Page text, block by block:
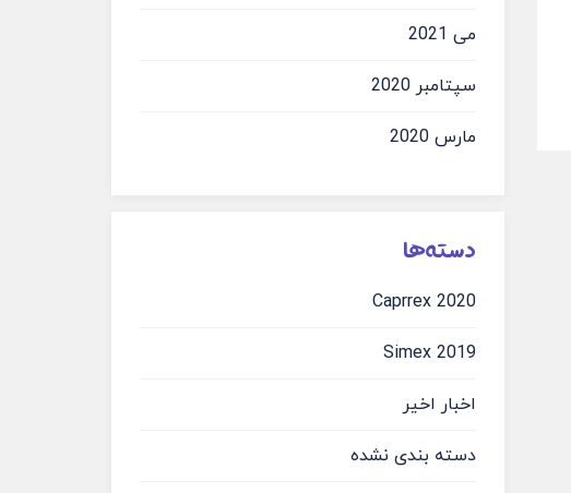
می 2021
سپتامبر 2020
مارس 2020
دسته‌ها
Caprrex 2020
Simex 2019
اخبار اخیر
دسته بندی نشده